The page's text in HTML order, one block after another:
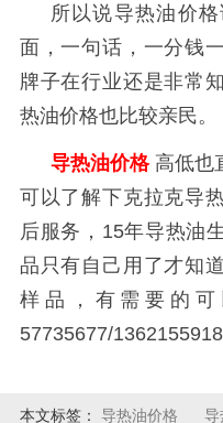
所以说导热油价
面，一句话，一分钱
牌子在行业还是非常
热油价格也比较亲民。
导热油价格 高低也
可以了解下克拉克导
后服务， 15年导热油
品只有自己用了才知
样品，有需要的
57735677/
本文标签： 导热油价格 导